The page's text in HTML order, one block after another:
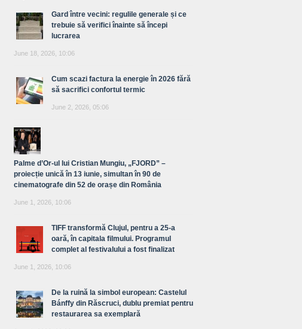
Gard între vecini: regulile generale și ce
trebuie să verifici înainte să începi
lucrarea
June 18, 2026, 10:06
Cum scazi factura la energie în 2026 fără
să sacrifici confortul termic
June 2, 2026, 05:06
Palme d’Or-ul lui Cristian Mungiu, „FJORD” –
proiecție unică în 13 iunie, simultan în 90 de
cinematografe din 52 de orașe din România
June 1, 2026, 10:06
TIFF transformă Clujul, pentru a 25-a
oară, în capitala filmului. Programul
complet al festivalului a fost finalizat
June 1, 2026, 10:06
De la ruină la simbol european: Castelul
Bánffy din Răscruci, dublu premiat pentru
restaurarea sa exemplară